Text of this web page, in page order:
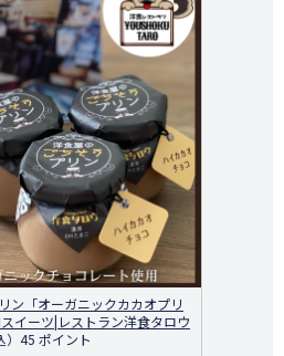
ン「オーガニックカカオプリ
イーツ|レストラン洋食タロウ
45 ポイント